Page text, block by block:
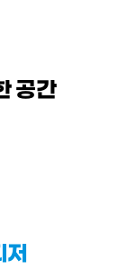
공간
저